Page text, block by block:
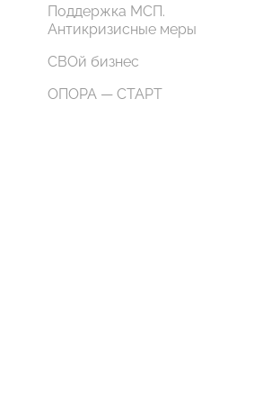
Поддержка МСП.
Антикризисные меры
СВОй бизнес
ОПОРА — СТАРТ